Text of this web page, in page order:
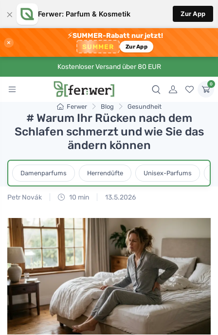
× Ferwer: Parfum & Kosmetik Zur App
×
⚡SUMMER-Rabatt nur jetzt!
SUMMER Zur App
Kostenloser Versand über 80 EUR
0
Ferwer Blog Gesundheit
# Warum Ihr Rücken nach dem
Schlafen schmerzt und wie Sie das
ändern können
Damenparfums Herrendüfte Unisex-Parfums
Petr Novák 10 min 13.5.2026